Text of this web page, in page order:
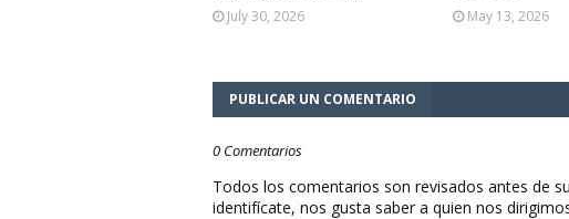
July 30, 2026 May 13, 2026
PUBLICAR UN COMENTARIO
0 Comentarios
Todos los comentarios son revisados antes de
identifícate, nos gusta saber a quien nos